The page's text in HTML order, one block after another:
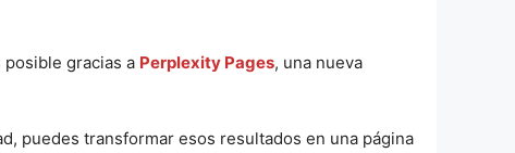
gracias a Perplexity Pages, una nueva
puedes transformar esos resultados en una página